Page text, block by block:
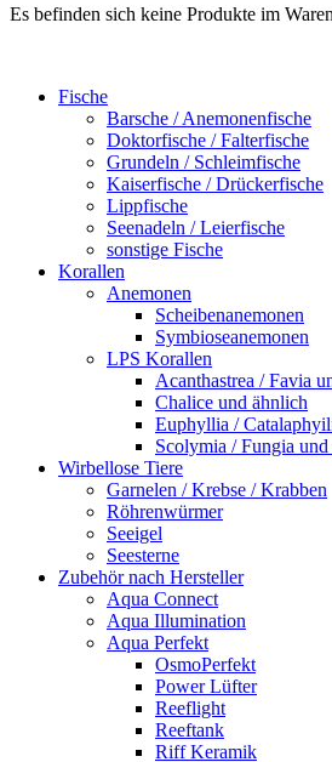
Es befinden sich keine Produkte im
Fische
Barsche / Anemonenfische
Doktorfische / Falterfische
Grundeln / Schleimfische
Kaiserfische / Drückerfische
Lippfische
Seenadeln / Leierfische
sonstige Fische
Korallen
Anemonen
Scheibenanemonen
Symbioseanemonen
LPS Korallen
Acanthastrea / Favia
Chalice und ähnlich
Euphyllia /
Scolymia / Fungia
Wirbellose Tiere
Garnelen / Krebse / Krabben
Röhrenwürmer
Seeigel
Seesterne
Zubehör nach Hersteller
Aqua Connect
Aqua Illumination
Aqua Perfekt
OsmoPerfekt
Power Lüfter
Reeflight
Reeftank
Riff Keramik